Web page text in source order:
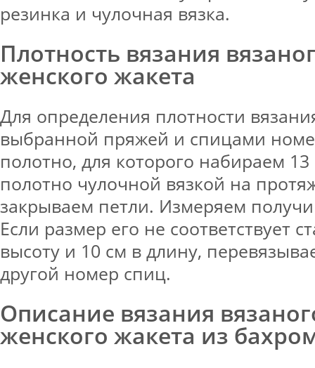
резинка и чулочная вязка.
Плотность вязания
женского жакета
Для определения плотности
выбранной пряжей и спицами
полотно, для которого набираем
полотно чулочной вязкой на
закрываем петли. Измеряем
Если размер его не соответствует
высоту и 10 см в длину,
другой номер спиц.
Описание вязания
женского жакета из